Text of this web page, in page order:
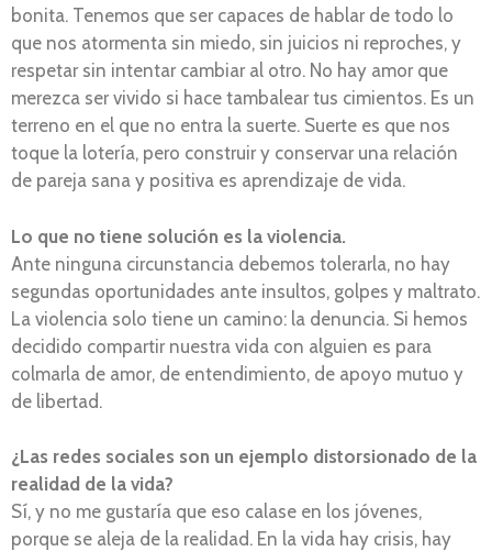
bonita. Tenemos que ser capaces de hablar de todo lo
que nos atormenta sin miedo, sin juicios ni reproches, y
respetar sin intentar cambiar al otro. No hay amor que
merezca ser vivido si hace tambalear tus cimientos. Es un
terreno en el que no entra la suerte. Suerte es que nos
toque la lotería, pero construir y conservar una relación
de pareja sana y positiva es aprendizaje de vida.
Lo que no tiene solución es la violencia.
Ante ninguna circunstancia debemos tolerarla, no hay
segundas oportunidades ante insultos, golpes y maltrato.
La violencia solo tiene un camino: la denuncia. Si hemos
decidido compartir nuestra vida con alguien es para
colmarla de amor, de entendimiento, de apoyo mutuo y
de libertad.
¿Las redes sociales son un ejemplo distorsionado de la
realidad de la vida?
Sí, y no me gustaría que eso calase en los jóvenes,
porque se aleja de la realidad. En la vida hay crisis, hay